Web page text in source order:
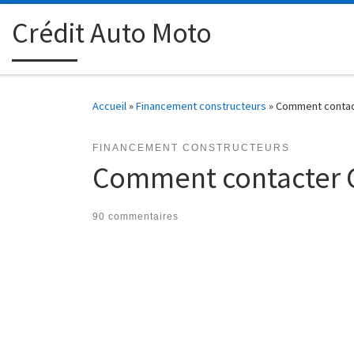
Passer au contenu
Crédit Auto Moto
Accueil»Financement constructeurs »Comment
FINANCEMENT CONSTRUCTEURS
Comment contacter
90 commentaires